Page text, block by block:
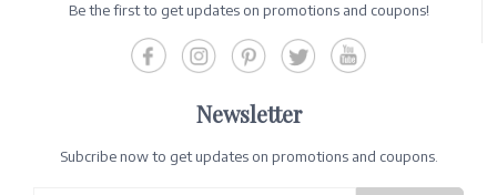
Be the first to get updates on promotions and coupons!
Newsletter
Subcribe now to get updates on promotions and coupons.